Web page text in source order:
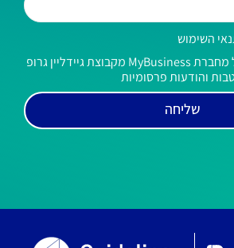
השימוש
אני מאשר/ת לקבל מחברת MyBusiness מקבוצת גיידליין גרופ
והודעות פרסומיות
שליחה